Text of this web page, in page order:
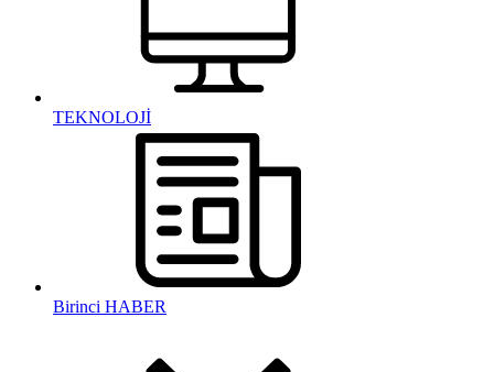
TEKNOLOJİ
Birinci HABER